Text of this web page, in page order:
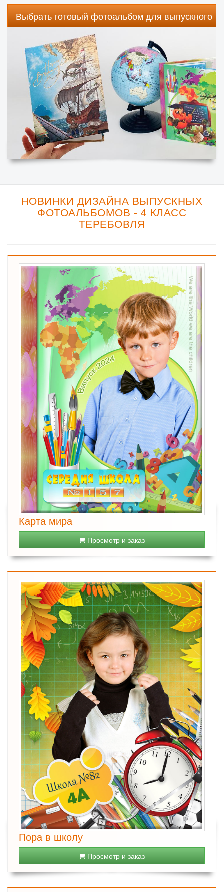
Выбрать готовый фотоальбом для выпускного
НОВИНКИ ДИЗАЙНА ВЫПУСКНЫХ
ФОТОАЛЬБОМОВ - 4 КЛАСС
ТЕРЕБОВЛЯ
Карта мира
Просмотр и заказ
Пора в школу
Просмотр и заказ